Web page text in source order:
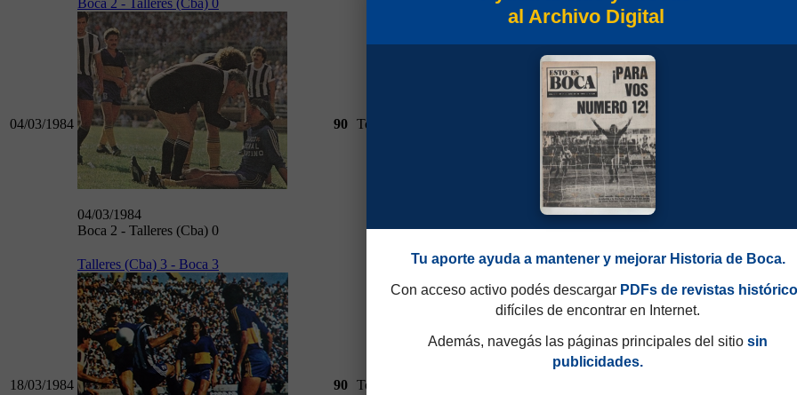
04/03/1984
Boca 2 - Talleres (Cba) 0
04/03/1984
Boca 2 - Talleres (Cba) 0
90 Torneo Nacional 1984
18/03/1984
Talleres (Cba) 3 - Boca 3
90 Torneo Nacional 1984
al Archivo Digital
Tu aporte ayuda a mantener y mejorar Historia de Boca.
Con acceso activo podés descargar PDFs de revistas
difíciles de encontrar en Internet.
Además, navegás las páginas principales del sitio sin
publicidades.